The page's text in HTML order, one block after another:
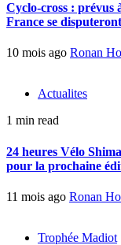
Cyclo-cross : prévus
France se
10 mois ago Ronan
Actualites
1 min read
24 heures Vélo
pour la prochaine
11 mois ago Ronan
Trophée Madiot